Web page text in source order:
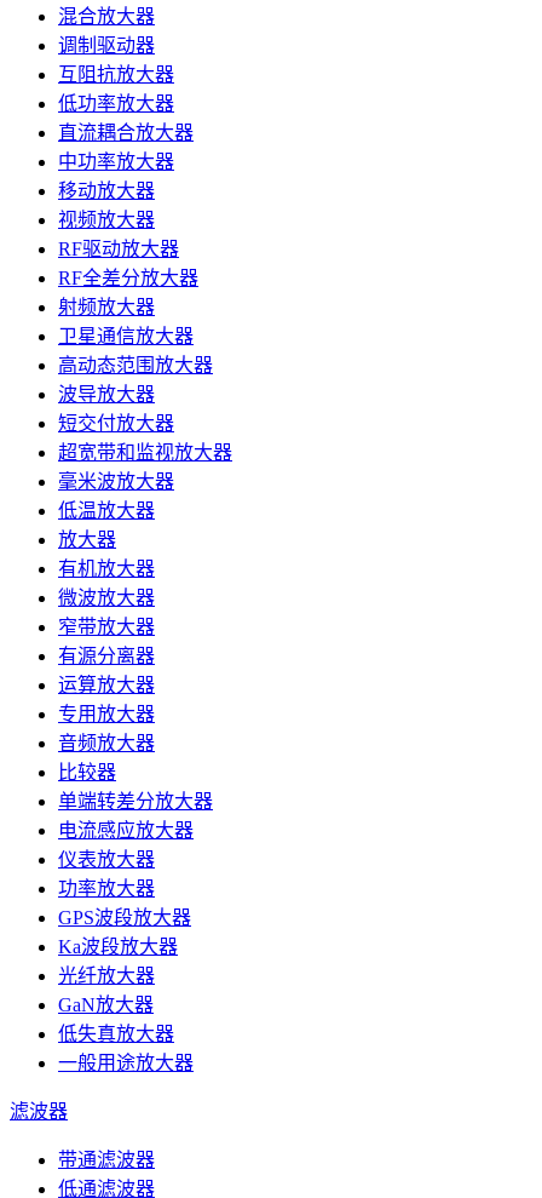
混合放大器
调制驱动器
互阻抗放大器
低功率放大器
直流耦合放大器
中功率放大器
移动放大器
视频放大器
RF驱动放大器
RF全差分放大器
射频放大器
卫星通信放大器
高动态范围放大器
波导放大器
短交付放大器
超宽带和监视放大器
毫米波放大器
低温放大器
放大器
有机放大器
微波放大器
窄带放大器
有源分离器
运算放大器
专用放大器
音频放大器
比较器
单端转差分放大器
电流感应放大器
仪表放大器
功率放大器
GPS波段放大器
Ka波段放大器
光纤放大器
GaN放大器
低失真放大器
一般用途放大器
滤波器
带通滤波器
低通滤波器